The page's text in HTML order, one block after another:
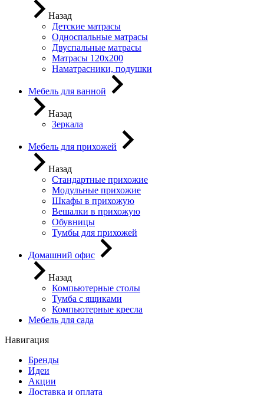
Назад
Детские матрасы
Односпальные матрасы
Двуспальные матрасы
Матрасы 120х200
Наматрасники, подушки
Мебель для ванной
Назад
Зеркала
Мебель для прихожей
Назад
Стандартные прихожие
Модульные прихожие
Шкафы в прихожую
Вешалки в прихожую
Обувницы
Тумбы для прихожей
Домашний офис
Назад
Компьютерные столы
Тумба с ящиками
Компьютерные кресла
Мебель для сада
Навигация
Бренды
Идеи
Акции
Доставка и оплата